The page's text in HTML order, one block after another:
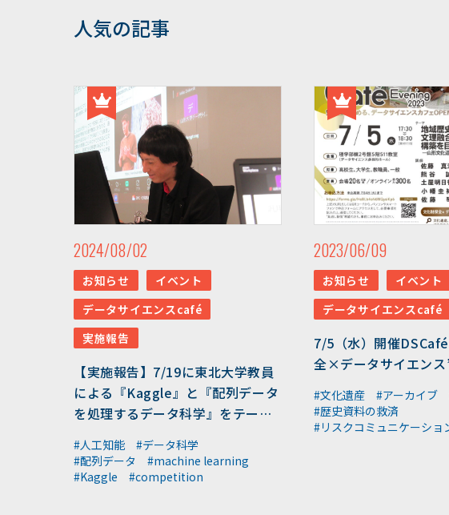
人気の記事
2024/08/02
お知らせ
イベント
データサイエンスcafé
実施報告
【実施報告】7/19に東北大学教員
による『Kaggle』と『配列データ
を処理するデータ科学』をテーマ
#人工知能
#データ科学
#配列データ
#machine learning
#Kaggle
#competition
2023/06/09
お知らせ
イベント
データサイエンスcafé
7/5（水）開催
全×データサイエン
#文化遺産 #アーカイブ
#歴史資料の救済
#リスクコミュニケーショ